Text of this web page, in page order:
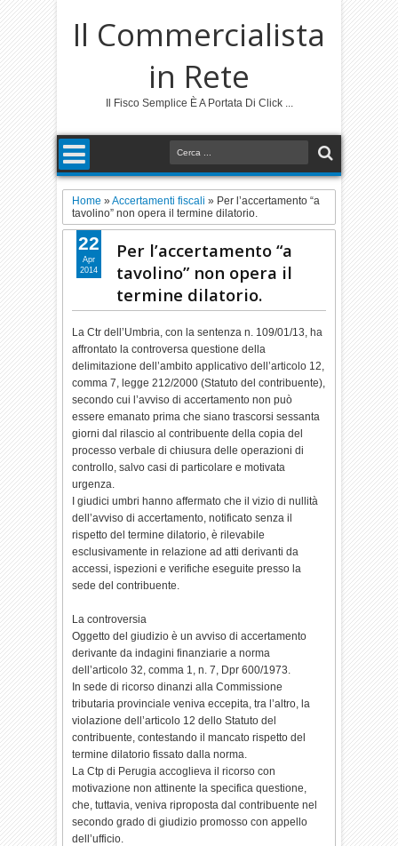
Il Commercialista
in Rete
Il Fisco Semplice È A Portata Di Click ...
Home »Accertamenti fiscali » Per l’accertamento “a
tavolino” non opera il termine dilatorio.
Per l’accertamento “a
tavolino” non opera il
termine dilatorio.
La Ctr dell’Umbria, con la sentenza n. 109/01/13, ha
affrontato la controversa questione della
delimitazione dell’ambito applicativo dell’articolo 12,
comma 7, legge 212/2000 (Statuto del contribuente),
secondo cui l’avviso di accertamento non può
essere emanato prima che siano trascorsi sessanta
giorni dal rilascio al contribuente della copia del
processo verbale di chiusura delle operazioni di
controllo, salvo casi di particolare e motivata
urgenza.
I giudici umbri hanno affermato che il vizio di nullità
dell’avviso di accertamento, notificato senza il
rispetto del termine dilatorio, è rilevabile
esclusivamente in relazione ad atti derivanti da
accessi, ispezioni e verifiche eseguite presso la
sede del contribuente.
La controversia
Oggetto del giudizio è un avviso di accertamento
derivante da indagini finanziarie a norma
dell’articolo 32, comma 1, n. 7, Dpr 600/1973.
In sede di ricorso dinanzi alla Commissione
tributaria provinciale veniva eccepita, tra l’altro, la
violazione dell’articolo 12 dello Statuto del
contribuente, contestando il mancato rispetto del
termine dilatorio fissato dalla norma.
La Ctp di Perugia accoglieva il ricorso con
motivazione non attinente la specifica questione,
che, tuttavia, veniva riproposta dal contribuente nel
secondo grado di giudizio promosso con appello
dell’ufficio.
22
Apr
2014